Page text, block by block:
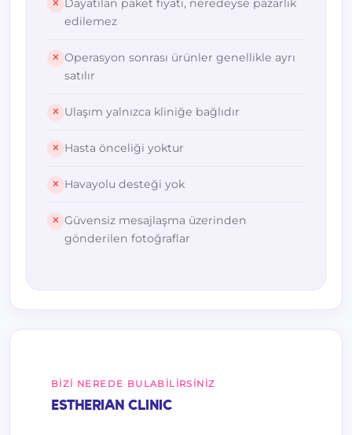
Dayatılan paket fiyatı, neredeyse pazarlık
edilemez
Operasyon sonrası ürünler genellikle ayrı
satılır
Ulaşım yalnızca kliniğe bağlıdır
Hasta önceliği yoktur
Havayolu desteği yok
Güvensiz mesajlaşma üzerinden
gönderilen fotoğraflar
BIZI NEREDE BULABILIRSINIZ
ESTHERIAN CLINIC